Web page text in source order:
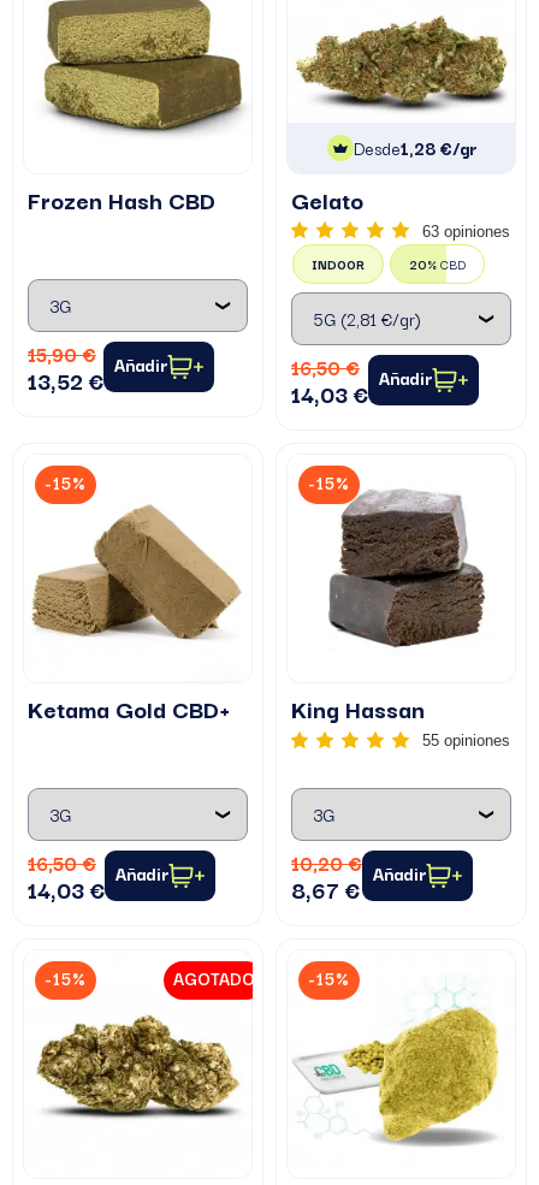
Frozen Hash CBD
15,90 €
13,52 € Añadir
Desde1,28 €/gr
Gelato
63 opiniones
INDOOR 20%CBD
16,50 €
14,03 € Añadir
Ketama Gold CBD+
16,50 €
14,03 € Añadir
-15%
King Hassan
55 opiniones
10,20 €
8,67 € Añadir
-15%
-15% AGOTADO -15%